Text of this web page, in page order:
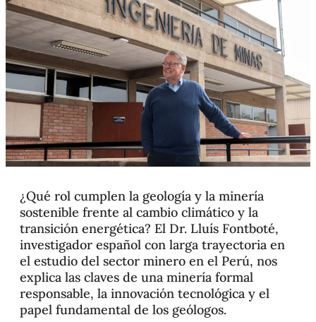
¿Qué rol cumplen la geología y la minería
sostenible frente al cambio climático y la
transición energética? El Dr. Lluís Fontboté,
investigador español con larga trayectoria en
el estudio del sector minero en el Perú, nos
explica las claves de una minería formal
responsable, la innovación tecnológica y el
papel fundamental de los geólogos.